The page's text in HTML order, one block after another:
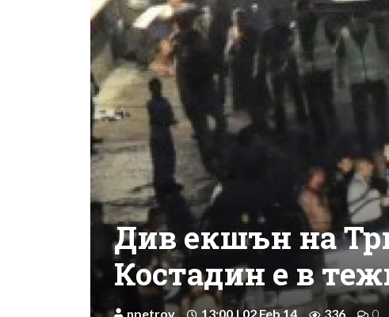
Див екшън на
Костадин е в
npetrov 13:00 | 02 Feb 14 336 0